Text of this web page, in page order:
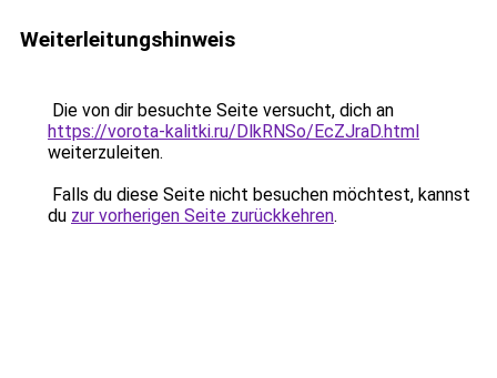
Weiterleitungshinweis
Die von dir besuchte Seite versucht, dich an
https://vorota-kalitki.ru/DlkRNSo/EcZJraD.html
weiterzuleiten.
Falls du diese Seite nicht besuchen möchtest, kannst
du zur vorherigen Seite zurückkehren.